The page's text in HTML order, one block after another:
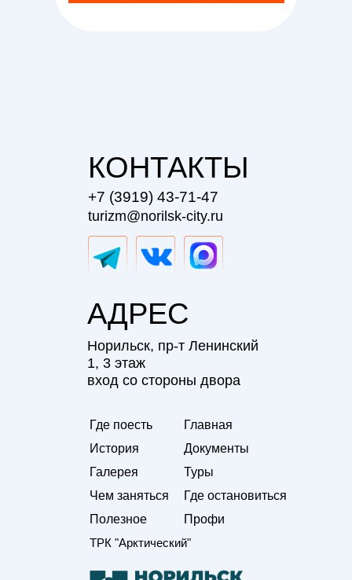
Где остановиться
Туры
Профи
Чем заняться
Документы
Полезное
Главная
Галерея
История
ТРК "Арктический"
Где поесть
АДРЕС
Норильск, пр-т Ленинский
1, 3 этаж
вход со стороны двора
turizm@norilsk-city.ru
+7 (3919) 43-71-47
КОНТАКТЫ